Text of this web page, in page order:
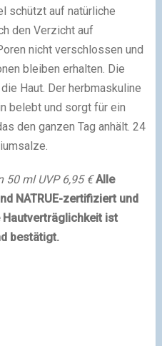
schützt auf natürliche
den Verzicht auf
nicht verschlossen und
bleiben erhalten. Die
Haut. Der herbmaskuline
belebt und sorgt für ein
den ganzen Tag anhält. 24
50 ml UVP 6,95 € Alle
NATRUE-zertifiziert und
Hautverträglichkeit ist
bestätigt.